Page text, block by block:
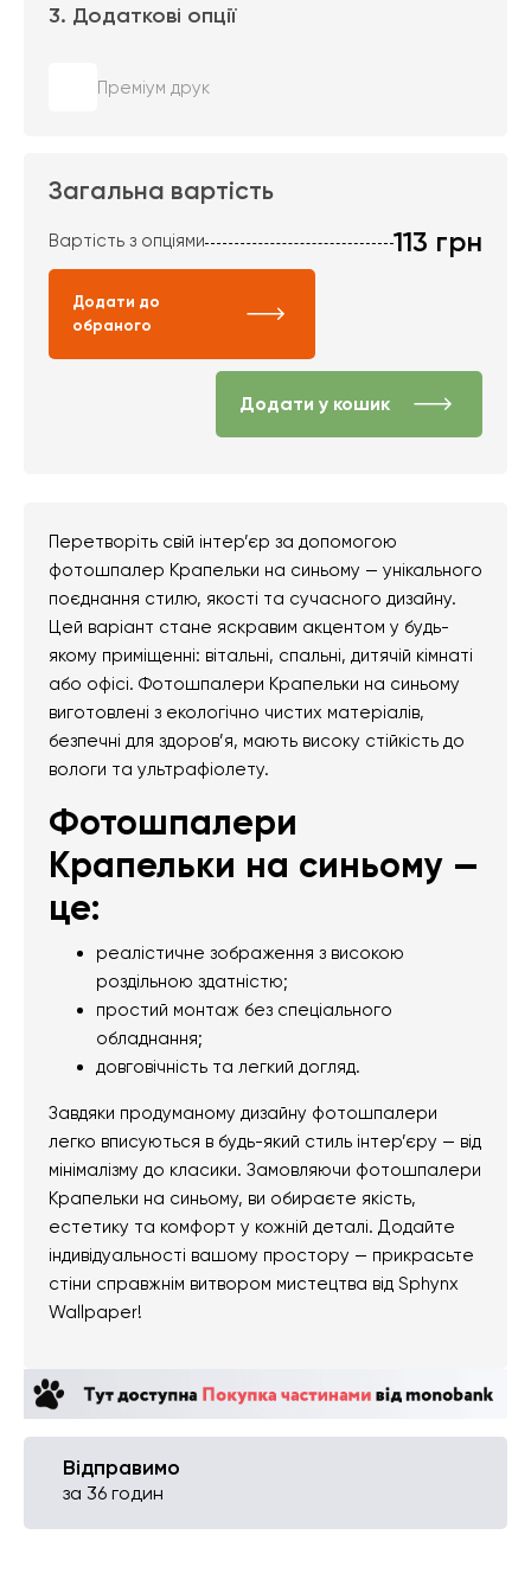
3. Додаткові опції
Преміум друк
Загальна вартість
Вартість з опціями 113 грн
Додати до
обраного
Додати у кошик
Перетворіть свій інтер’єр за допомогою
фотошпалер Крапельки на синьому — унікального
поєднання стилю, якості та сучасного дизайну.
Цей варіант стане яскравим акцентом у будь-
якому приміщенні: вітальні, спальні, дитячій кімнаті
або офісі. Фотошпалери Крапельки на синьому
виготовлені з екологічно чистих матеріалів,
безпечні для здоров’я, мають високу стійкість до
вологи та ультрафіолету.
Фотошпалери
Крапельки на синьому —
це:
реалістичне зображення з високою
роздільною здатністю;
простий монтаж без спеціального
обладнання;
довговічність та легкий догляд.
Завдяки продуманому дизайну фотошпалери
легко вписуються в будь-який стиль інтер’єру — від
мінімалізму до класики. Замовляючи фотошпалери
Крапельки на синьому, ви обираєте якість,
естетику та комфорт у кожній деталі. Додайте
індивідуальності вашому простору — прикрасьте
стіни справжнім витвором мистецтва від Sphynx
Wallpaper!
Відправимо
за 36 годин